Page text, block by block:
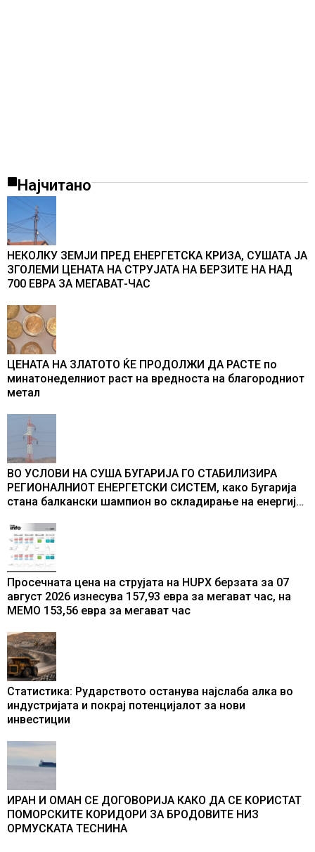
Најчитано
НЕКОЛКУ ЗЕМЈИ ПРЕД ЕНЕРГЕТСКА КРИЗА, СУШАТА ЈА
ЗГОЛЕМИ ЦЕНАТА НА СТРУЈАТА НА БЕРЗИТЕ НА НАД
700 ЕВРА ЗА МЕГАВАТ-ЧАС
ЦЕНАТА НА ЗЛАТОТО ЌЕ ПРОДОЛЖИ ДА РАСТЕ по
минатонеделниот раст на вредноста на благородниот
метал
ВО УСЛОВИ НА СУША БУГАРИЈА ГО СТАБИЛИЗИРА
РЕГИОНАЛНИОТ ЕНЕРГЕТСКИ СИСТЕМ, како Бугарија
стана балкански шампион во складирање на енергија
Просечната цена на струјата на HUPX берзата за 07
август 2026 изнесува 157,93 евра за мегават час, на
МЕМО 153,56 евра за мегават час
Статистика: Рударството останува најслаба алка во
индустријата и покрај потенцијалот за нови
инвестиции
ИРАН И ОМАН СЕ ДОГОВОРИЈА КАКО ДА СЕ КОРИСТАТ
ПОМОРСКИТЕ КОРИДОРИ ЗА БРОДОВИТЕ НИЗ
ОРМУСКАТА ТЕСНИНА